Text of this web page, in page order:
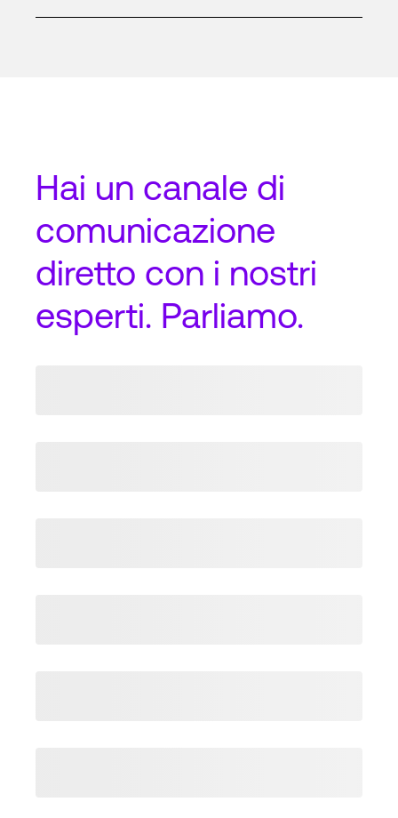
Hai un canale di
comunicazione
diretto con i nostri
esperti. Parliamo.